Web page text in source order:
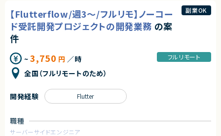
★大手グループ会社の案件です！
★中長期で参画いただける案件です！
★弊社から20名以上参画中の企業様になります！※事業部は異なります
★横新規開発の立ち上げや横断的にプロジェクトを見ることができます。
裁量をもってやりがいを感じながら開発を進めていきたい方におすすめで
す！
★社会的意義が高い！
法務DX・リーガルテック市場は急成長中で、社会的インパクトが大きいPJで
す。
★キャリア価値が高い！
AI×リーガルテックという希少な領域で専門性を磨けるうえ、
大規模言語モデルの実運用経験は、今後の市場価値が非常に高いので市場
求めるスキル
【必須スキル】
・KotlinまたはFlutterを使用したAndroidアプリの開発・運用経験（目安5年
以上）
・Androidネイティブアプリ開発の実務経験または理解
・API連携を含む設計・実装経験（非同期処理、通信処理の理解含む）
・MVP・MVVM・Clean Architecture、VIPER等での、データ設計から開発・運
【あると望ましいスキル・経験】
・Google Playストアへの申請や運用・保守の実務経験
・iOSアプリ開発・運用経験
・OSSを使った開発・運用経験
【Flutterflow/週3～/フルリモ】ノーコー
ド受託開発プロジェクトの開発業務 の案
件
~3,750 円 ／時
全国（フルリモートのため）
フルリモート
副業OK
職種
サーバーサイドエンジニア
開発経験 Flutter